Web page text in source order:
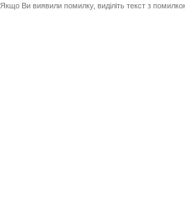
Якщо Ви виявили помилку, виділіть текст з